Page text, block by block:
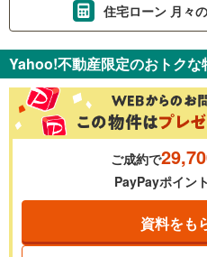
住宅ローン 月々
金利
0.01%
Yahoo!不動産限定のおトクな
ご成約で
PayPayポイント
資料をも